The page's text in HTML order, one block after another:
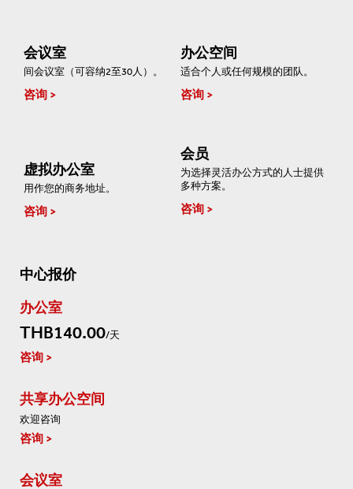
会议室
间会议室（可容纳2至30人）。
咨询
办公空间
适合个人或任何规模的团队。
咨询
虚拟办公室
用作您的商务地址。
咨询
会员
为选择灵活办公方式的人士提供
多种方案。
咨询
中心报价
办公室
THB140.00/天
咨询
共享办公空间
欢迎咨询
咨询
会议室